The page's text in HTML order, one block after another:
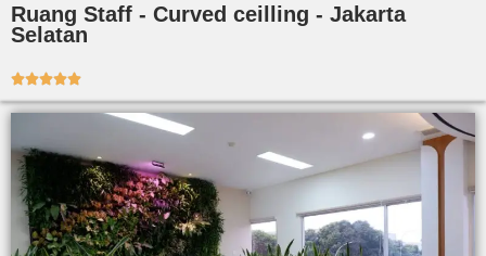
Ruang Staff - Curved ceilling - Jakarta
Selatan
